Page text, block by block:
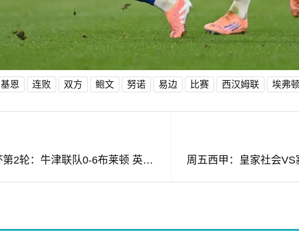
基恩 连败 双方 鲍文 努诺 易边 比赛 西汉姆联 埃弗顿
英格兰联赛杯第2轮：牛津联队0-6布莱顿 英格兰联赛杯第2轮：牛津联队0-6布莱顿